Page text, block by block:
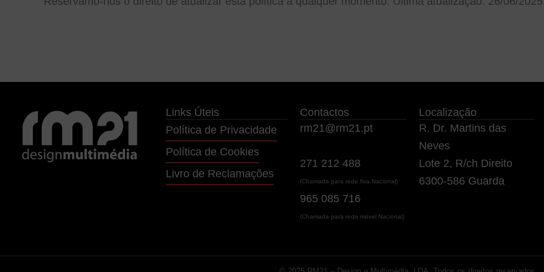
Links Úteis
Política de Privacidade
Política de Cookies
Livro de Reclamações
Contactos
rm21@rm21.pt
271 212 488
(Chamada para rede fixa Nacional)
965 085 716
(Chamada para rede móvel Nacional)
Localização
R. Dr. Martins das
Neves
Lote 2, R/ch Direito
6300-586 Guarda